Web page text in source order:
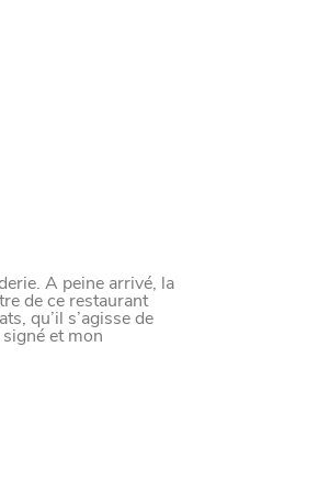
A peine arrivé, la
de ce restaurant
qu’il s’agisse de
et mon